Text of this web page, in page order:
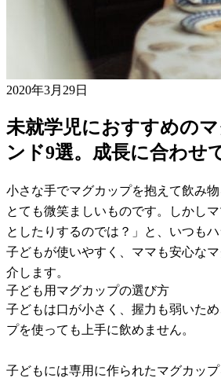
2020年3月29日
未就学児におすすめの
ンド9選。成長に合わせ
小さな手でマグカップを抱えて飲み物
とても微笑ましいものです。しかし
としたりするのでは？」と、いつもハ
子どもが使いやすく、ママも安心な
介します。
子ども用マグカップの選び方
子どもは口が小さく、握力も弱いた
プを使っても上手に飲めません。
子どもには専用に作られたマグカッ